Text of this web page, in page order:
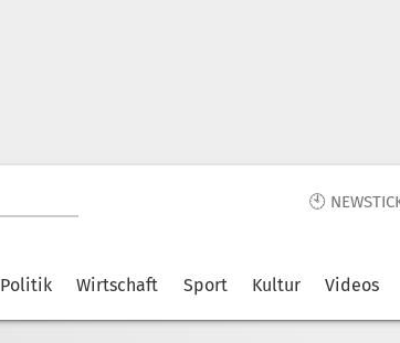
🕙
Politik Wirtschaft Sport Kultur Videos